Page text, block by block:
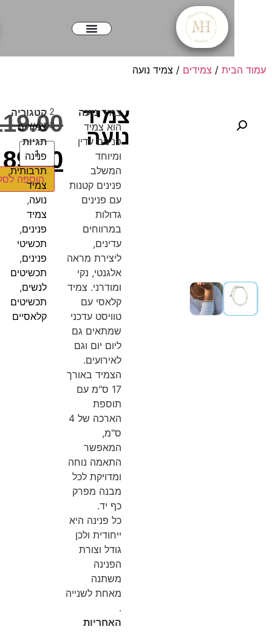
/צמידים / צמיד נועה
צמיד
נועה
נועה
הוא צמיד
פנינים עדין
פנינים קטנות
עם פנינים
במרווחים
ליצירת מראה
אלגנטי, נקי
ומודרני. צמיד
קלאסי עם
טוויסט עדכני
שמתאים גם
ליום יום וגם
לאירועים.
הצמיד באורך
17 ס"מ עם
הארכה של 4
התאמה נוחה
ומדויקת לכל
מבנה מפרק
כל פנינה היא
ייחודית ולכן
גודל וצורת
מאחת לשנייה
האחריות
₪119.00
₪89.00
2
במלאי
הוספה לסל
קטגוריה
צמידים
תגיות
תרבותית,
צמיד
נועה
פנינים
פנינים
תכשיטים
לנשים
תכשיטים
קלאסיים